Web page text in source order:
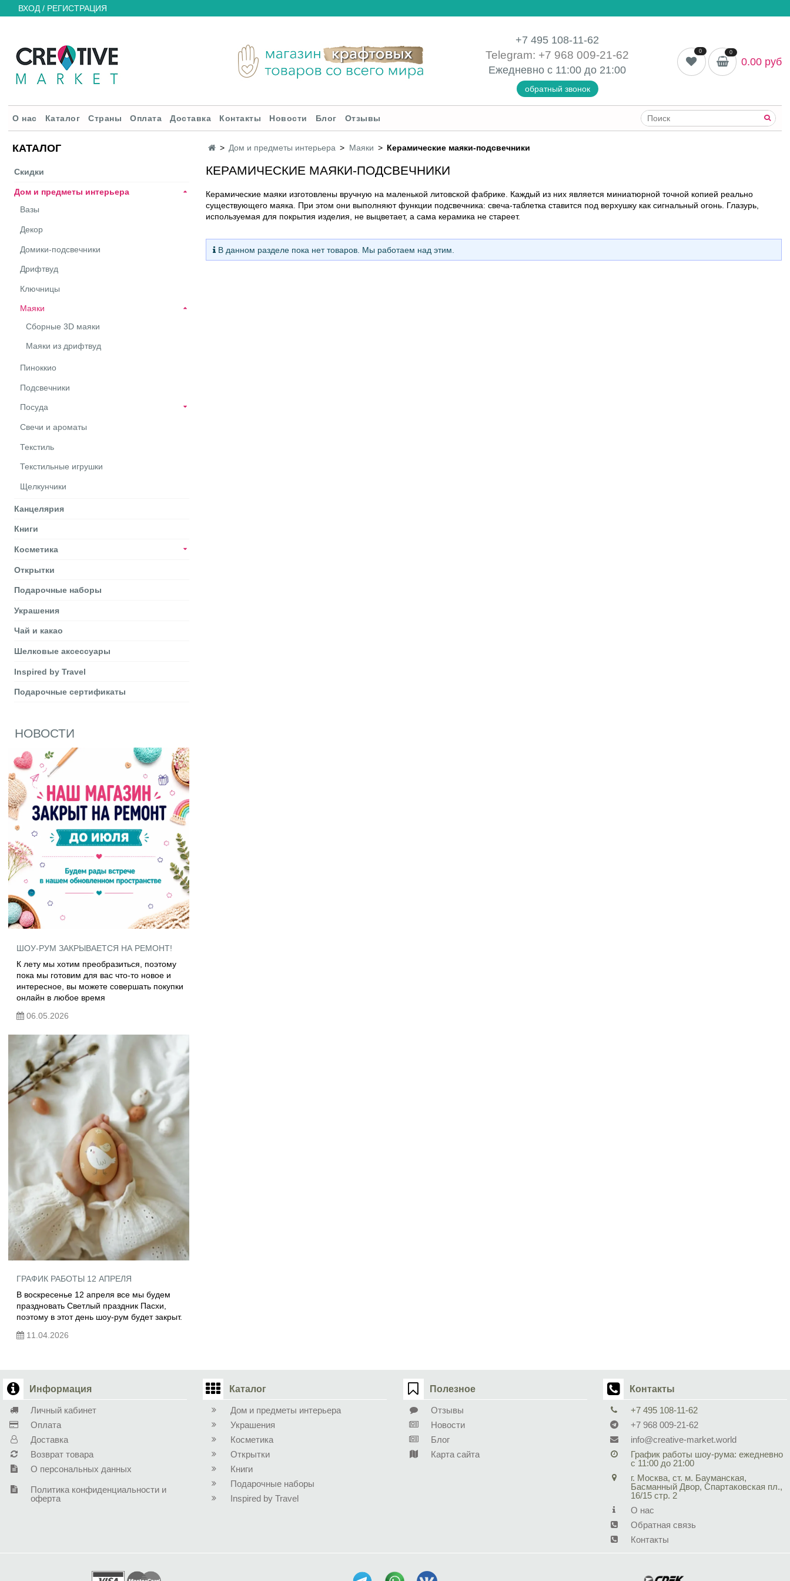
ВХОД / РЕГИСТРАЦИЯ
+7 495 108-11-62
Telegram: +7 968 009-21-62
Ежедневно с 11:00 до 21:00
обратный звонок
0 0
0.00 руб
О нас Каталог Страны Оплата Доставка Контакты Новости Блог Отзывы
КАТАЛОГ
Скидки
Дом и предметы интерьера
Вазы
Декор
Домики-подсвечники
Дрифтвуд
Ключницы
Маяки
Сборные 3D маяки
Маяки из дрифтвуд
Пиноккио
Подсвечники
Посуда
Свечи и ароматы
Текстиль
Текстильные игрушки
Щелкунчики
Канцелярия
Книги
Косметика
Открытки
Подарочные наборы
Украшения
Чай и какао
Шелковые аксеcсуары
Inspired by Travel
Подарочные сертификаты
НОВОСТИ
ШОУ-РУМ ЗАКРЫВАЕТСЯ НА РЕМОНТ!
К лету мы хотим преобразиться, поэтому
пока мы готовим для вас что-то новое и
интересное, вы можете совершать покупки
онлайн в любое время
06.05.2026
ГРАФИК РАБОТЫ 12 АПРЕЛЯ
В воскресенье 12 апреля все мы будем
праздновать Светлый праздник Пасхи,
поэтому в этот день шоу-рум будет закрыт.
11.04.2026
Дом и предметы интерьера Маяки Керамические маяки-подсвечники
КЕРАМИЧЕСКИЕ МАЯКИ-ПОДСВЕЧНИКИ
Керамические маяки изготовлены вручную на маленькой литовской фабрике. Каждый из них является миниатюрной точной копией реально
существующего маяка. При этом они выполняют функции подсвечника: свеча-таблетка ставится под верхушку как сигнальный огонь. Глазурь,
используемая для покрытия изделия, не выцветает, а сама керамика не стареет.
В данном разделе пока нет товаров. Мы работаем над этим.
Информация
Личный кабинет
Оплата
Доставка
Возврат товара
О персональных данных
Политика конфиденциальности и
оферта
Каталог
Дом и предметы интерьера
Украшения
Косметика
Открытки
Книги
Подарочные наборы
Inspired by Travel
Полезное
Отзывы
Новости
Блог
Карта сайта
Контакты
+7 495 108-11-62
+7 968 009-21-62
info@creative-market.world
График работы шоу-рума: ежедневно
с 11:00 до 21:00
г. Москва, ст. м. Бауманская,
Басманный Двор, Спартаковская пл.,
16/15 стр. 2
О нас
Обратная связь
Контакты